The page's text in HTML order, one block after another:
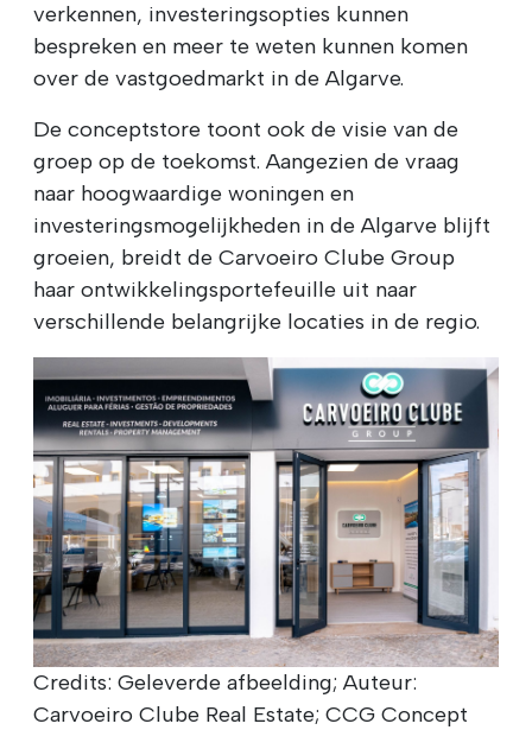
verkennen, investeringsopties kunnen
bespreken en meer te weten kunnen komen
over de vastgoedmarkt in de Algarve.
De conceptstore toont ook de visie van de
groep op de toekomst. Aangezien de vraag
naar hoogwaardige woningen en
investeringsmogelijkheden in de Algarve blijft
groeien, breidt de Carvoeiro Clube Group
haar ontwikkelingsportefeuille uit naar
verschillende belangrijke locaties in de regio.
Credits: Geleverde afbeelding; Auteur:
Carvoeiro Clube Real Estate; CCG Concept